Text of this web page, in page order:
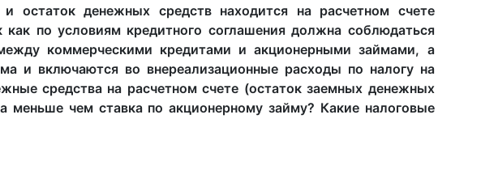
денежных средств находится на расчетном счете
по условиям кредитного соглашения должна соблюдаться
коммерческими кредитами и акционерными займами, а
и включаются во внереализационные расходы по налогу на
средства на расчетном счете (остаток заемных денежных
меньше чем ставка по акционерному займу? Какие налоговые